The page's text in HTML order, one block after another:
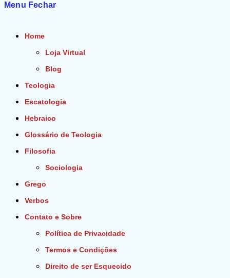
Menu Fechar
Home
Loja Virtual
Blog
Teologia
Escatologia
Hebraico
Glossário de Teologia
Filosofia
Sociologia
Grego
Verbos
Contato e Sobre
Política de Privacidade
Termos e Condições
Direito de ser Esquecido